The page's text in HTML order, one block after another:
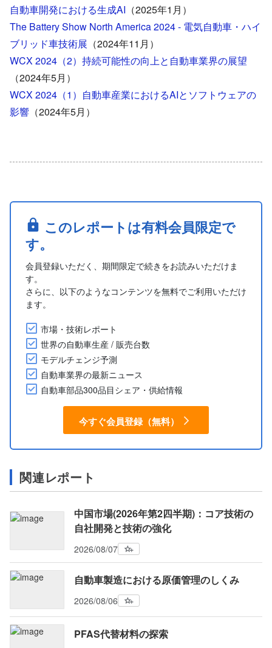
自動車開発における生成AI （2025年1月）
The Battery Show North America 2024 - 電気自動車・ハイ
ブリッド車技術展 （2024年11月）
WCX 2024（2）持続可能性の向上と自動車業界の展望
（2024年5月）
WCX 2024（1）自動車産業におけるAIとソフトウェアの
影響 （2024年5月）
このレポートは有料会員限定で
す。
会員登録いただく、期間限定で続きをお読みいただけま
す。
さらに、以下のようなコンテンツを無料でご利用いただけ
ます。
市場・技術レポート
世界の自動車生産 / 販売台数
モデルチェンジ予測
自動車業界の最新ニュース
自動車部品300品目シェア・供給情報
今すぐ会員登録（無料）
関連レポート
中国市場(2026年第2四半期)：コア技術の
自社開発と技術の強化
2026/08/07
自動車製造における原価管理のしくみ
2026/08/06
PFAS代替材料の探索